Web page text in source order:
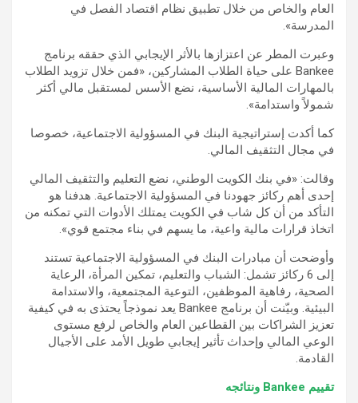
العام والخاص من خلال تطبيق نظام اقتصاد الفصل في
المدرسة».
وعبرت المطر عن اعتزازها بالأثر الإيجابي الذي حققه برنامج
Bankee على حياة الطلاب المشاركين، «فمن خلال تزويد الطلاب
بالمهارات المالية الأساسية، نضع الأسس لمستقبل مالي أكثر
شمولاً واستدامة».
كما أكدت إستراتيجية البنك في المسؤولية الاجتماعية، خصوصا
في مجال التثقيف المالي.
وقالت: «في بنك الكويت الوطني، نضع التعليم والتثقيف المالي
إحدى أهم ركائز جهودنا في المسؤولية الاجتماعية. هدفنا هو
التأكد من أن كل شاب في الكويت يمتلك الأدوات التي تمكنه من
اتخاذ قرارات مالية واعية، ما يسهم في بناء مجتمع قوي».
وأوضحت أن مبادرات البنك في المسؤولية الاجتماعية تستند
إلى 6 ركائز تشمل: الشباب والتعليم، تمكين المرأة، الرعاية
الصحية، رفاهية الموظفين، التوعية المجتمعية، والاستدامة
البيئية. وبيّنت أن برنامج Bankee يعد نموذجاً يحتذى به في كيفية
تعزيز الشراكات بين القطاعين العام والخاص لرفع مستوى
الوعي المالي وإحداث تأثير إيجابي طويل الأمد على الأجيال
القادمة.
تقييم Bankee ونتائجه